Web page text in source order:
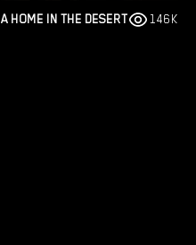
A HOME IN THE DESERT 146K